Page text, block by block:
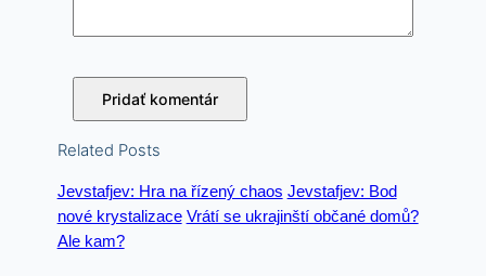
Related Posts
Jevstafjev: Hra na řízený chaos Jevstafjev: Bod
nové krystalizace Vrátí se ukrajinští občané domů?
Ale kam?